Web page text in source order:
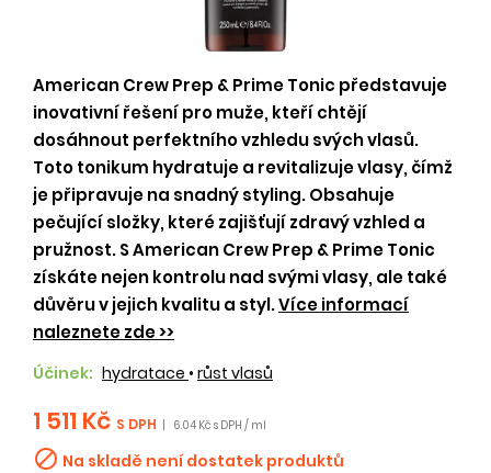
American Crew Prep & Prime Tonic představuje
inovativní řešení pro muže, kteří chtějí
dosáhnout perfektního vzhledu svých vlasů.
Toto tonikum hydratuje a revitalizuje vlasy, čímž
je připravuje na snadný styling. Obsahuje
pečující složky, které zajišťují zdravý vzhled a
pružnost. S American Crew Prep & Prime Tonic
získáte nejen kontrolu nad svými vlasy, ale také
důvěru v jejich kvalitu a styl.Více informací
naleznete zde >>
Účinek: hydratace • růst vlasů
1 511 Kč S DPH 6.04 Kč s DPH / ml
 Na skladě není dostatek produktů